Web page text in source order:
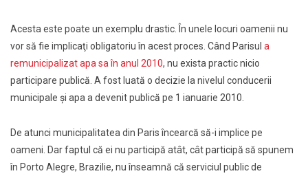
Acesta este poate un exemplu drastic. În unele locuri oamenii nu
vor să fie implicaţi obligatoriu în acest proces. Când Parisul a
remunicipalizat apa sa în anul 2010, nu exista practic nicio
participare publică. A fost luată o decizie la nivelul conducerii
municipale şi apa a devenit publică pe 1 ianuarie 2010.
De atunci municipalitatea din Paris încearcă să-i implice pe
oameni. Dar faptul că ei nu participă atât, cât participă să spunem
în Porto Alegre, Brazilie, nu înseamnă că serviciul public de